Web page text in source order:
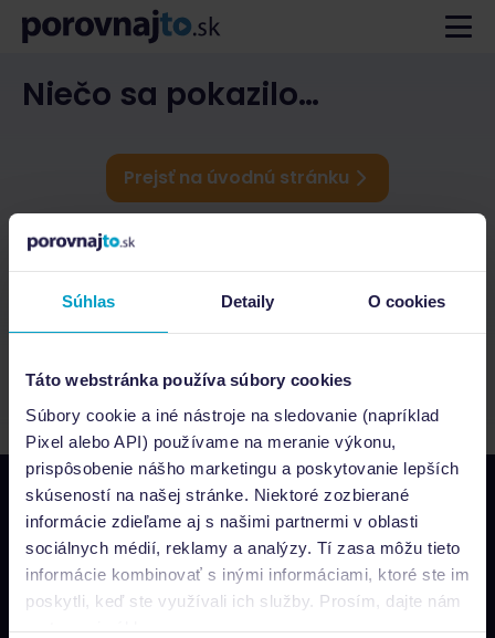
Súhlas Detaily O cookies
Táto webstránka používa súbory cookies
Súbory cookie a iné nástroje na sledovanie (napríklad
Pixel alebo API) používame na meranie výkonu,
prispôsobenie nášho marketingu a poskytovanie lepších
skúseností na našej stránke. Niektoré zozbierané
informácie zdieľame aj s našimi partnermi v oblasti
sociálnych médií, reklamy a analýzy. Tí zasa môžu tieto
informácie kombinovať s inými informáciami, ktoré ste im
poskytli, keď ste využívali ich služby. Prosím, dajte nám
na to svoj súhlas.
Niečo sa pokazilo…
Prejsť na úvodnú stránku
Napíšte nám
info@porovnajto.sk
Zavolajte nám
0800 400 300